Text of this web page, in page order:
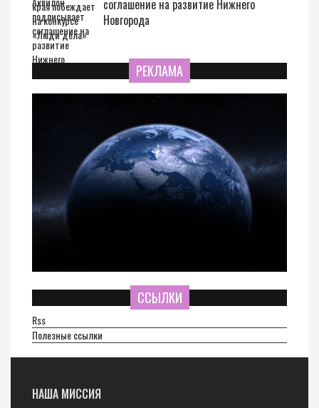
соглашение на развитие Нижнего
Новгорода
РЕКЛАМА
ССЫЛКИ
Rss
Полезные ссылки
НАША МИССИЯ